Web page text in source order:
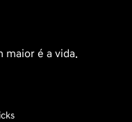
maior é a vida.